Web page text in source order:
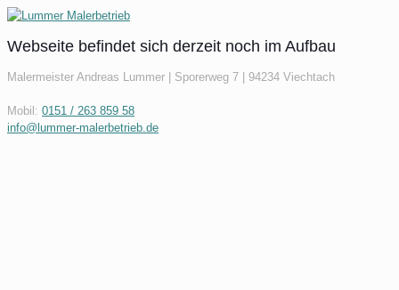
Webseite befindet sich derzeit noch im Aufbau
Malermeister Andreas Lummer | Sporerweg 7 | 94234 Viechtach
Mobil: 0151 / 263 859 58
info@lummer-malerbetrieb.de